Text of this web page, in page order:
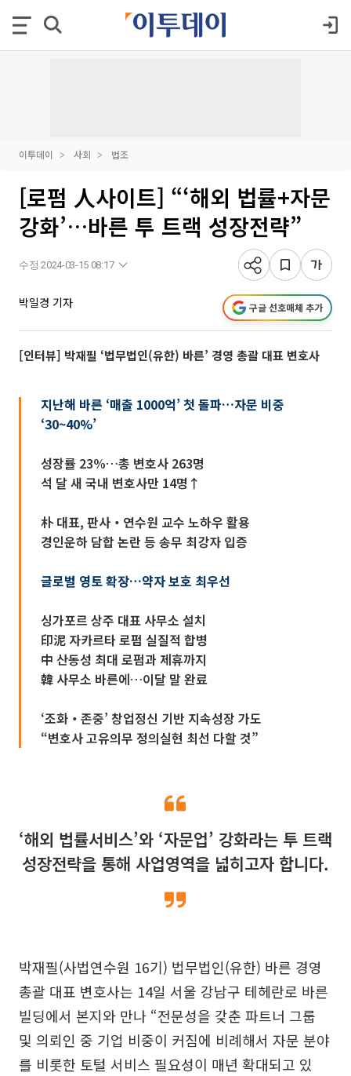
이투데이 사회 법조
[로펌 人사이트] “‘해외 법률+자문
강화’…바른 투 트랙 성장전략”
수정 2024-03-15 08:17
박일경 기자 구글 선호매체 추가
[인터뷰] 박재필 ‘법무법인(유한) 바른’ 경영 총괄 대표 변호사
지난해 바른 ‘매출 1000억’ 첫 돌파…자문 비중
‘30~40%’
성장률 23%…총 변호사 263명
석 달 새 국내 변호사만 14명↑
朴 대표, 판사‧연수원 교수 노하우 활용
경인운하 담합 논란 등 송무 최강자 입증
글로벌 영토 확장…약자 보호 최우선
싱가포르 상주 대표 사무소 설치
印泥 자카르타 로펌 실질적 합병
中 산동성 최대 로펌과 제휴까지
韓 사무소 바른에…이달 말 완료
‘조화‧존중’ 창업정신 기반 지속성장 가도
“변호사 고유의무 정의실현 최선 다할 것”
‘해외 법률서비스’와 ‘자문업’ 강화라는 투 트랙
성장전략을 통해 사업영역을 넓히고자 합니다.
박재필(사법연수원 16기) 법무법인(유한) 바른 경영
총괄 대표 변호사는 14일 서울 강남구 테헤란로 바른
빌딩에서 본지와 만나 “전문성을 갖춘 파트너 그룹
및 의뢰인 중 기업 비중이 커짐에 비례해서 자문 분야
를 비롯한 토털 서비스 필요성이 매년 확대되고 있